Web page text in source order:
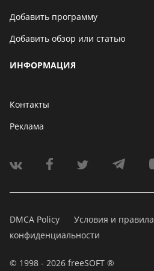
Добавить программу
Добавить обзор или статью
ИНФОРМАЦИЯ
Контакты
Реклама
DMCA Policy Условия и правила
конфиденциальности
© 1998 - 2026 freeSOFT ®